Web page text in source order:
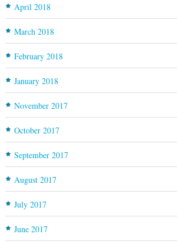
April 2018
March 2018
February 2018
January 2018
November 2017
October 2017
September 2017
August 2017
July 2017
June 2017